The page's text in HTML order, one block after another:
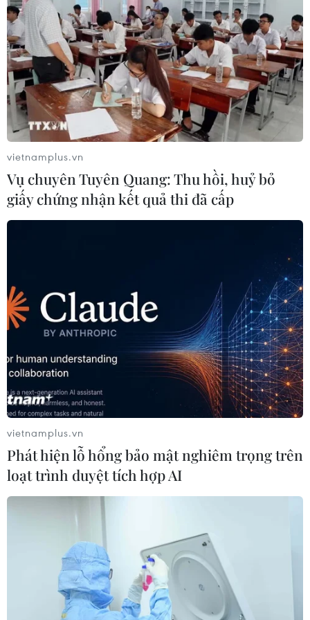
Hà Nội: Xét hỏi 6 bị cáo có đơn
Tòa án Nhân dân cấp cao tại Hà Nội tiến hành xét hỏi
với sáu bị cáo có đơn kháng cáo trong vụ án “Giết
người,” “Chống người thi hành công vụ” xảy ra tại thôn
Hoành.
Hà Nội: Tuyên án 5 năm tù đối với kẻ tuyên
vietnamplus.vn
Vụ chuyên Tuyên Quang: Thu hồi, huỷ bỏ
giấy chứng nhận kết quả thi đã cấp
vietnamplus.vn
Phát hiện lỗ hổng bảo mật nghiêm trọng trên
loạt trình duyệt tích hợp AI